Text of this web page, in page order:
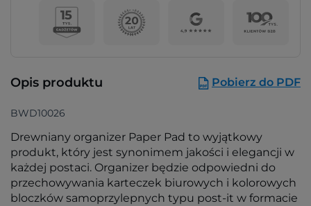
Opis produktu Pobierz do PDF
BWD10026
Drewniany organizer Paper Pad to wyjątkowy
produkt, który jest synonimem jakości i elegancji w
każdej postaci. Organizer będzie odpowiedni do
przechowywania karteczek biurowych i kolorowych
bloczków samoprzylepnych typu post-it w formacie